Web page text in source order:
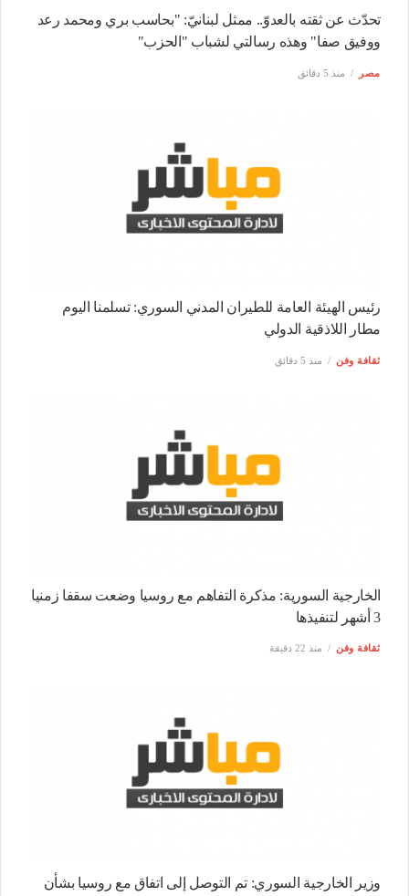
تحدّث عن ثقته بالعدوّ.. ممثل لبنانيّ: "بحاسب بري ومحمد رعد
ووفيق صفا" وهذه رسالتي لشباب "الحزب"
مصر منذ 5 دقائق
رئيس الهيئة العامة للطيران المدني السوري: تسلمنا اليوم
مطار اللاذقية الدولي
ثقافة وفن منذ 5 دقائق
الخارجية السورية: مذكرة التفاهم مع روسيا وضعت سقفا زمنيا
3 أشهر لتنفيذها
ثقافة وفن منذ 22 دقيقة
وزير الخارجية السوري: تم التوصل إلى اتفاق مع روسيا بشأن